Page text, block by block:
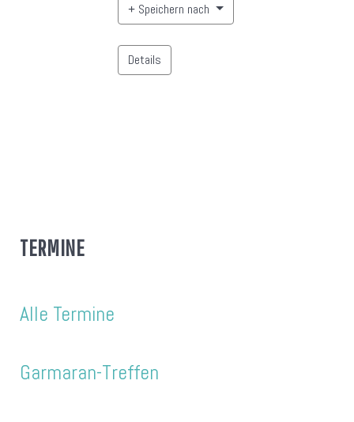
Speichern nach
Details
TERMINE
Alle Termine
Garmaran-Treffen